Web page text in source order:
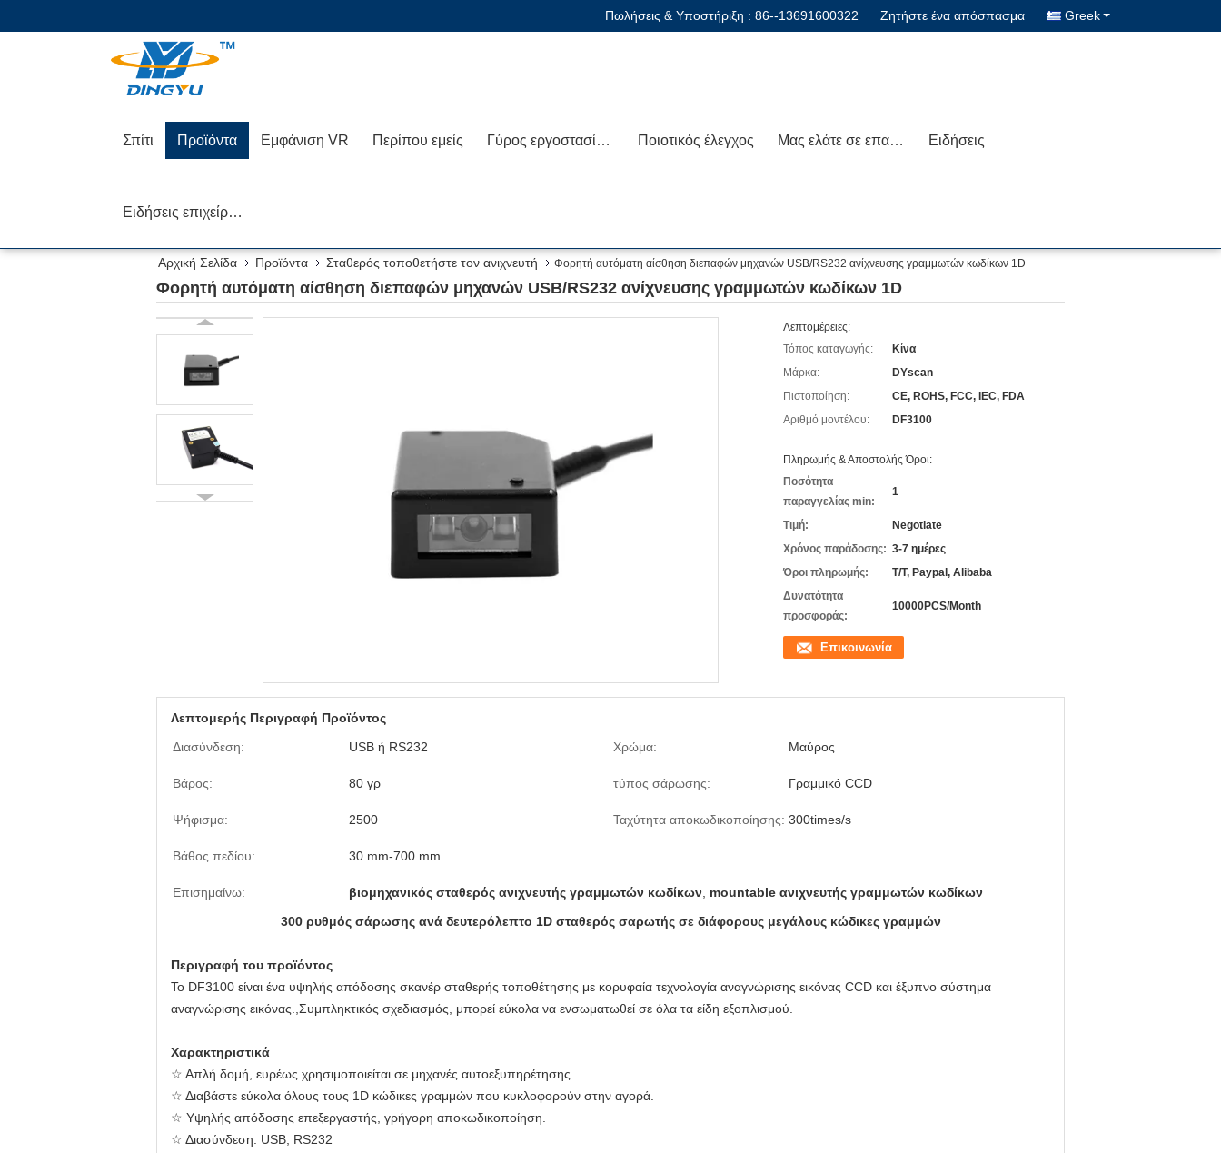
Πωλήσεις & Υποστήριξη : 86--13691600322 Ζητήστε ένα απόσπασμα Greek
Σπίτι Προϊόντα Εμφάνιση VR Περίπου εμείς Γύρος εργοστασίων Ποιοτικός έλεγχος Μας ελάτε σε επαφή με Ειδήσεις
Ειδήσεις επιχείρησης
Αρχική Σελίδα Προϊόντα Σταθερός τοποθετήστε τον ανιχνευτή Φορητή αυτόματη αίσθηση διεπαφών μηχανών USB/RS232 ανίχνευσης γραμμωτών κωδίκων 1D
Φορητή αυτόματη αίσθηση διεπαφών μηχανών USB/RS232 ανίχνευσης γραμμωτών κωδίκων 1D
Λεπτομέρειες:
Τόπος καταγωγής:
Κίνα
Μάρκα:
DYscan
Πιστοποίηση:
CE, ROHS, FCC, IEC, FDA
Αριθμό μοντέλου:
DF3100
Πληρωμής & Αποστολής Όροι:
Ποσότητα
παραγγελίας min:
1
Τιμή:
Negotiate
Χρόνος παράδοσης: 3-7 ημέρες
Όροι πληρωμής:
T/T, Paypal, Alibaba
Δυνατότητα
προσφοράς:
10000PCS/Month
Επικοινωνία
Λεπτομερής Περιγραφή Προϊόντος
Διασύνδεση:
USB ή RS232 Χρώμα: Μαύρος
Βάρος: 80 γρ τύπος σάρωσης: Γραμμικό CCD
Ψήφισμα: 2500 Ταχύτητα αποκωδικοποίησης: 300times/s
Βάθος πεδίου: 30 mm-700 mm
Επισημαίνω: βιομηχανικός σταθερός ανιχνευτής γραμμωτών κωδίκων mountable ανιχνευτής γραμμωτών κωδίκων
300 ρυθμός σάρωσης ανά δευτερόλεπτο 1D σταθερός σαρωτής σε διάφορους μεγάλους κώδικες γραμμών
Περιγραφή του προϊόντος
Το DF3100 είναι ένα υψηλής απόδοσης σκανέρ σταθερής τοποθέτησης με κορυφαία τεχνολογία αναγνώρισης εικόνας CCD και έξυπνο σύστημα
αναγνώρισης εικόνας.,Συμπληκτικός σχεδιασμός, μπορεί εύκολα να ενσωματωθεί σε όλα τα είδη εξοπλισμού.
Χαρακτηριστικά
☆ Απλή δομή, ευρέως χρησιμοποιείται σε μηχανές αυτοεξυπηρέτησης.
☆ Διαβάστε εύκολα όλους τους 1D κώδικες γραμμών που κυκλοφορούν στην αγορά.
☆ Υψηλής απόδοσης επεξεργαστής, γρήγορη αποκωδικοποίηση.
☆ Διασύνδεση: USB, RS232